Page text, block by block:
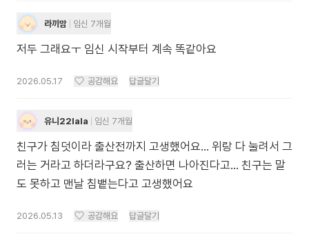
라끼맘 임신 7개월
저두 그래요ㅜ 임신 시작부터 계속 똑같아요
2026.05.17 공감해요 답글달기
유니22lala 임신 7개월
친구가 침덧이라 출산전까지 고생했어요... 위랑 다 눌려서 그
러는 거라고 하더라구요? 출산하면 나아진다고... 친구는 말
도 못하고 맨날 침뱉는다고 고생했어요
2026.05.13 공감해요 답글달기